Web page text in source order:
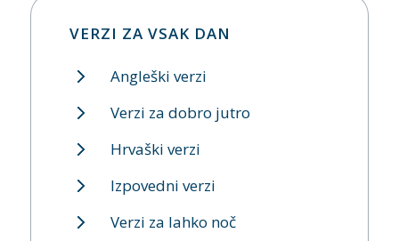
VERZI ZA VSAK DAN
Angleški verzi
Verzi za dobro jutro
Hrvaški verzi
Izpovedni verzi
Verzi za lahko noč